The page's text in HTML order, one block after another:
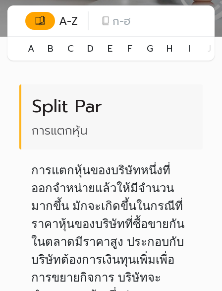
A-Z ก-ฮ
A B C D E F G H I J
Split Par
การแตกหุ้น
การแตกหุ้นของบริษัทหนึ่งที่
ออกจำหน่ายแล้วให้มีจำนวน
มากขึ้น มักจะเกิดขึ้นในกรณีที่
ราคาหุ้นของบริษัทที่ซื้อขายกัน
ในตลาดมีราคาสูง ประกอบกับ
บริษัทต้องการเงินทุนเพิ่มเพื่อ
การขยายกิจการ บริษัทจะ